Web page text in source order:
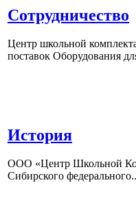
Сотрудничество
Центр школьной
поставок Оборудования
История
ООО «Центр Школьной
Сибирского